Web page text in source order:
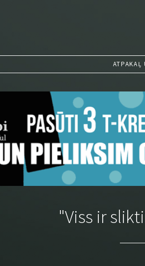
ATPAKAĻ
"Viss ir